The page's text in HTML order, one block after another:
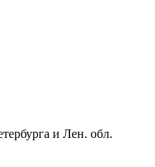
и Лен. обл.